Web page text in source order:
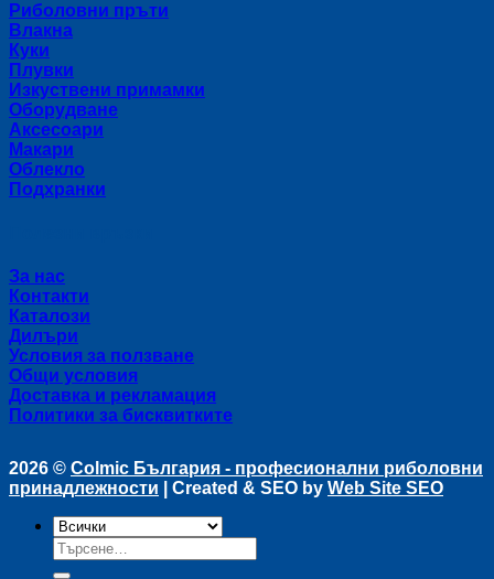
Риболовни пръти
Влакна
Куки
Плувки
Изкуствени примамки
Оборудване
Аксесоари
Макари
Облекло
Подхранки
За нас
Контакти
Каталози
Дилъри
Условия за ползване
Общи условия
Доставка и рекламация
Политики за бисквитките
2026 © Colmic България - професионални риболовни
принадлежности | Created & SEO by Web Site SEO
Търсене
за: